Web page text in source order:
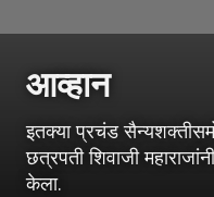
आव्हान
इतक्या प्रचंड
छत्रपती शिवाजी
केला.